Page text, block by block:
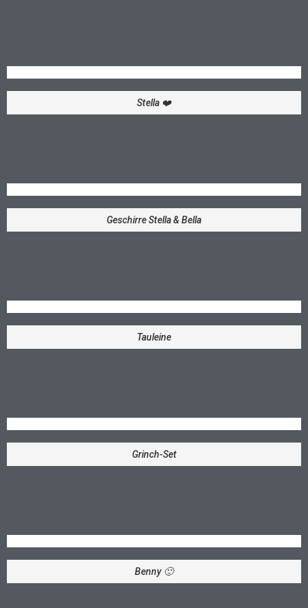
Stella ❤️
Geschirre Stella & Bella
Tauleine
Grinch-Set
Benny 🙂